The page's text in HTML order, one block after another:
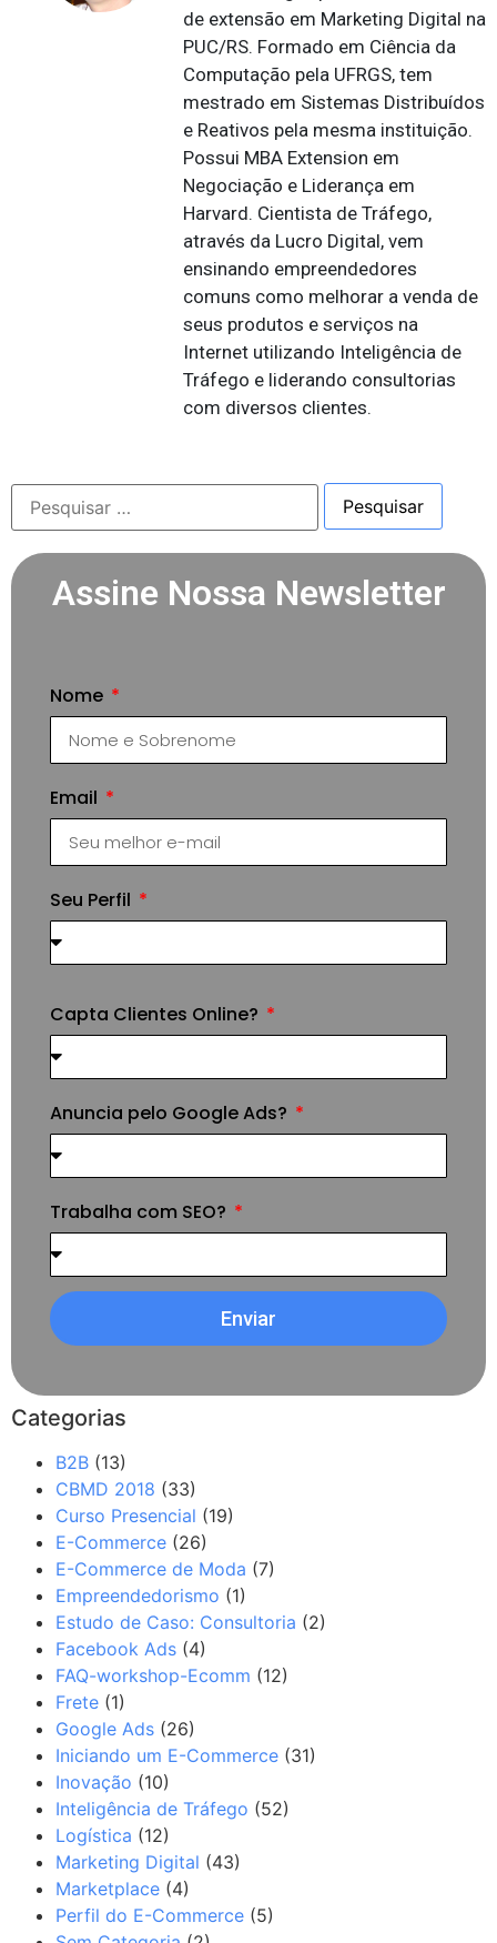
de extensão em Marketing Digital na
PUC/RS. Formado em Ciência da
Computação pela UFRGS, tem
mestrado em Sistemas Distribuídos
e Reativos pela mesma instituição.
Possui MBA Extension em
Negociação e Liderança em
Harvard. Cientista de Tráfego,
através da Lucro Digital, vem
ensinando empreendedores
comuns como melhorar a venda de
seus produtos e serviços na
Internet utilizando Inteligência de
Tráfego e liderando consultorias
com diversos clientes.
Assine Nossa Newsletter
Nome
Email
Seu Perfil
Capta Clientes Online?
Anuncia pelo Google Ads?
Trabalha com SEO?
Enviar
Categorias
B2B (13)
CBMD 2018 (33)
Curso Presencial (19)
E-Commerce (26)
E-Commerce de Moda (7)
Empreendedorismo (1)
Estudo de Caso: Consultoria (2)
Facebook Ads (4)
FAQ-workshop-Ecomm (12)
Frete (1)
Google Ads (26)
Iniciando um E-Commerce (31)
Inovação (10)
Inteligência de Tráfego (52)
Logística (12)
Marketing Digital (43)
Marketplace (4)
Perfil do E-Commerce (5)